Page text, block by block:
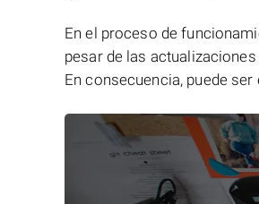
En el proceso de
pesar de las
En consecuencia, puede